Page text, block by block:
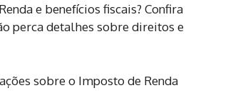
e benefícios fiscais? Confira
perca detalhes sobre direitos e
sobre o Imposto de Renda